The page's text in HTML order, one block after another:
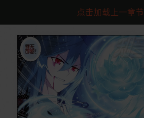
点击加载上一章节